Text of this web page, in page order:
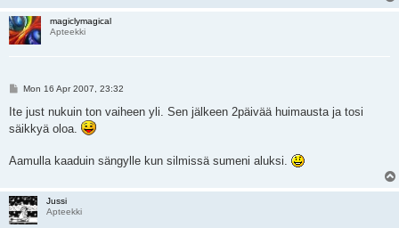
magiclymagical
Apteekki
P
s
Mon 16 Apr 2007, 23:32
Ite just nukuin ton vaiheen yli. Sen jälkeen 2päivää huimausta ja tosi
säikkyä oloa.
Aamulla kaaduin sängylle kun silmissä sumeni aluksi.
Jussi
Apteekki